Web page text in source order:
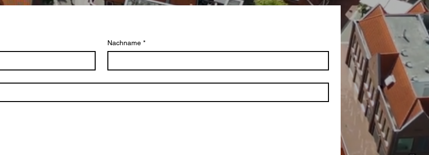
Nachname *